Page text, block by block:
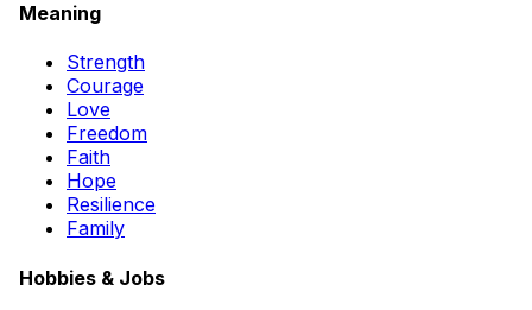
Meaning
Strength
Courage
Love
Freedom
Faith
Hope
Resilience
Family
Hobbies & Jobs